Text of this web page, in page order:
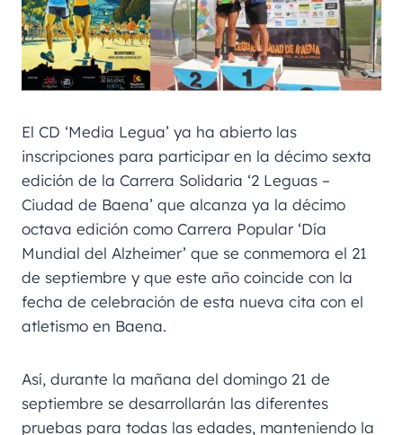
El CD ‘Media Legua’ ya ha abierto las
inscripciones para participar en la décimo sexta
edición de la Carrera Solidaria ‘2 Leguas –
Ciudad de Baena’ que alcanza ya la décimo
octava edición como Carrera Popular ‘Día
Mundial del Alzheimer’ que se conmemora el 21
de septiembre y que este año coincide con la
fecha de celebración de esta nueva cita con el
atletismo en Baena.
Así, durante la mañana del domingo 21 de
septiembre se desarrollarán las diferentes
pruebas para todas las edades, manteniendo la